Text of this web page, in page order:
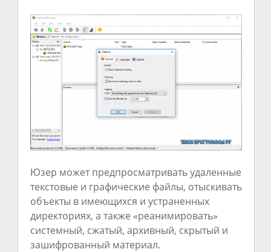
Юзер может предпросматривать удаленные
текстовые и графические файлы, отыскивать
объекты в имеющихся и устраненных
директориях, а также «реанимировать»
системный, сжатый, архивный, скрытый и
зашифрованный материал.